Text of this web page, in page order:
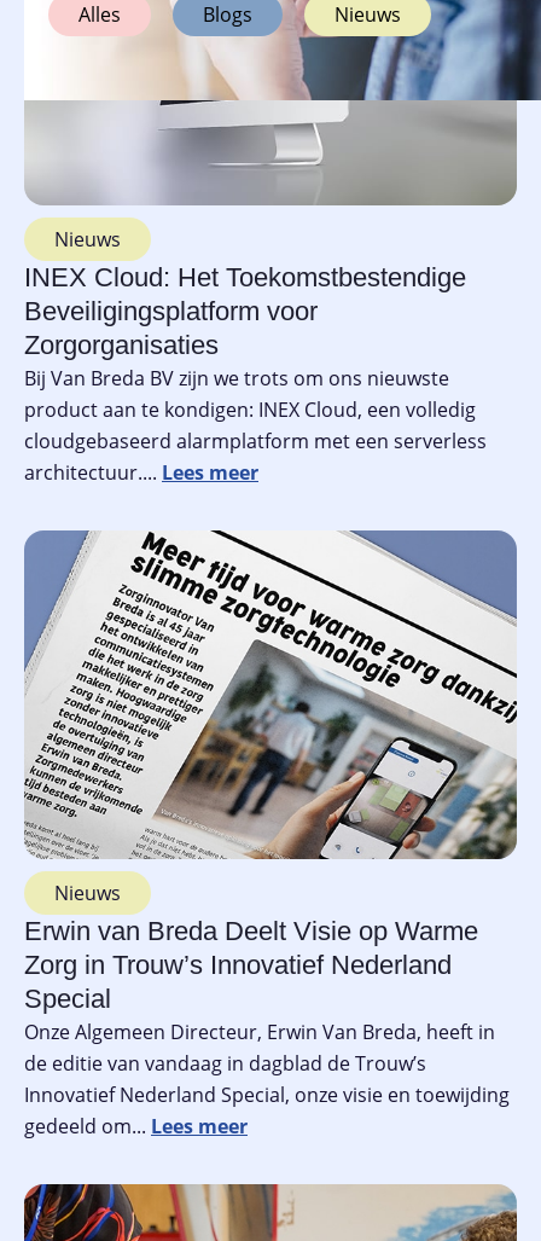
Alles Blogs Nieuws
Nieuws
INEX Cloud: Het Toekomstbestendige
Beveiligingsplatform voor
Zorgorganisaties
Bij Van Breda BV zijn we trots om ons nieuwste
product aan te kondigen: INEX Cloud, een volledig
cloudgebaseerd alarmplatform met een serverless
architectuur....
Nieuws
Erwin van Breda Deelt Visie op Warme
Zorg in Trouw’s Innovatief Nederland
Special
Onze Algemeen Directeur, Erwin Van Breda, heeft in
de editie van vandaag in dagblad de Trouw’s
Innovatief Nederland Special, onze visie en toewijding
gedeeld om...